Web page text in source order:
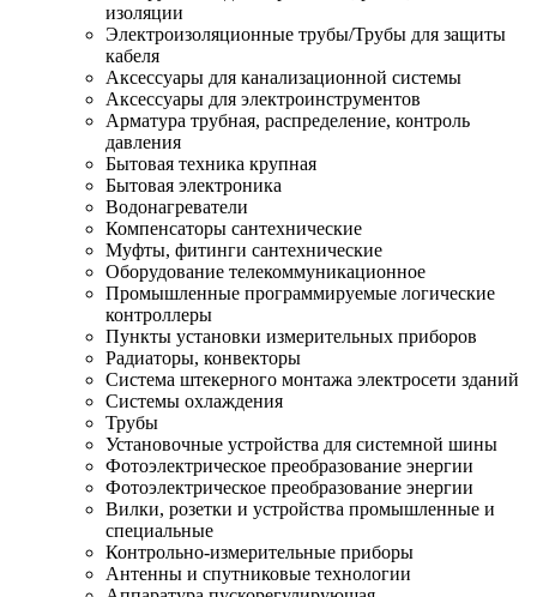
изоляции
Электроизоляционные трубы/Трубы для защиты
кабеля
Аксессуары для канализационной системы
Аксессуары для электроинструментов
Арматура трубная, распределение, контроль
давления
Бытовая техника крупная
Бытовая электроника
Водонагреватели
Компенсаторы сантехнические
Муфты, фитинги сантехнические
Оборудование телекоммуникационное
Промышленные программируемые логические
контроллеры
Пункты установки измерительных приборов
Радиаторы, конвекторы
Система штекерного монтажа электросети зданий
Системы охлаждения
Трубы
Установочные устройства для системной шины
Фотоэлектрическое преобразование энергии
Фотоэлектрическое преобразование энергии
Вилки, розетки и устройства промышленные и
специальные
Контрольно-измерительные приборы
Антенны и спутниковые технологии